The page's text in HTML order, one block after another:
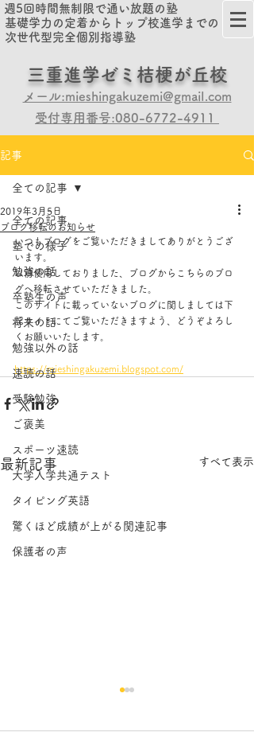
週5回時間無制限で通い放題の塾
基礎学力の定着からトップ校進学までの
次世代型完全個別指導塾
メール:mieshingakuzemi@gmail.com
​​三重進学ゼミ桔梗が丘校
受付専用番号:080-6772-4911
記事
全ての記事
塾での様子
勉強の話
卒塾生の声
将来の話
勉強以外の話
速読の話
受験勉強
ご褒美
スポーツ速読
大学入学共通テスト
タイピング英語
驚くほど成績が上がる関連記事
保護者の声
全ての記事
ブログ移転のお知らせ
2019年3月5日
いつもブログをご覧いただきましてありがとうござ
います。
以前使用しておりました、ブログからこちらのブロ
グへ移転させていただきました。
このサイトに載っていないブログに関しましては下
記サイトにてご覧いただきますよう、どうぞよろし
くお願いいたします。
https://mieshingakuzemi.blogspot.com/
最新記事 すべて表示